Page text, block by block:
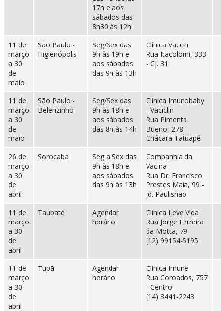
17h e aos
sábados das
8h30 às 12h
11 de
março
a 30
de
maio
São Paulo -
Higienópolis
Seg/Sex das
9h às 19h e
aos sábados
das 9h às 13h
Clínica Vaccin
Rua Itacolomi, 333
- Cj. 31
11 de
março
a 30
de
maio
São Paulo -
Belenzinho
Seg/Sex das
9h às 18h e
aos sábados
das 8h às 14h
Clínica Imunobaby
- Vaciclin
Rua Pimenta
Bueno, 278 -
Chácara Tatuapé
26 de
março
a 30
de
abril
Sorocaba
Seg a Sex das
9h às 18h e
aos sábados
das 9h às 13h
Companhia da
Vacina
Rua Dr. Francisco
Prestes Maia, 99 -
Jd. Paulisnao
11 de
março
a 30
de
abril
Taubaté
Agendar
horário
Clínica Leve Vida
Rua Jorge Ferreira
da Motta, 79
(12) 99154-5195
11 de
março
a 30
de
abril
Tupã
Agendar
horário
Clínica Imune
Rua Coroados, 757
- Centro
(14) 3441-2243